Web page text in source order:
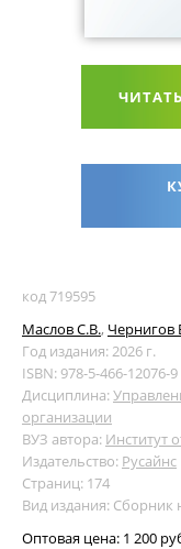
код 719595
Маслов С.В., Чернигов
Год издания: 2026 г.
ISBN: 978-5-466-12076-9
Дисциплина:
организации
ВУЗ автора: Институт
Издательство: Русайнс
Страниц: 174
Вид издания: Сборник
Оптовая цена: 1 200